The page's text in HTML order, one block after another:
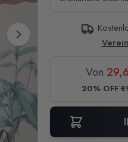
Von
20% OFF